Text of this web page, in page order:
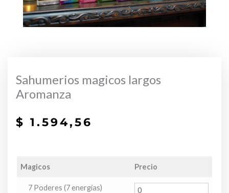
Sahumerios magicos largos
Aromanza
$ 1.594,56
Magicos Precio
7 Poderes (7 energias)